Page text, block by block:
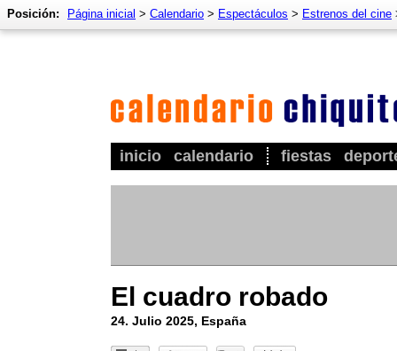
inicio calendario fiestas
Posición: Página inicial > Calendario > Espectáculos > Estrenos del cine
El cuadro robado
24. Julio 2025, España